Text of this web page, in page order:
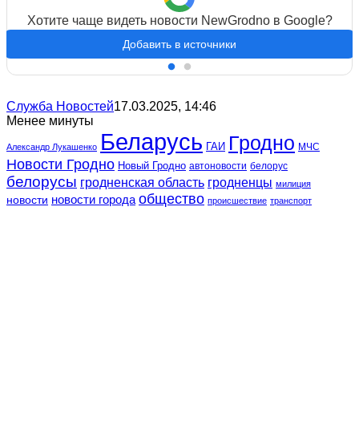
Хотите чаще видеть новости NewGrodno в Google?
Добавить в источники
Служба Новостей17.03.2025, 14:46
Менее минуты
Александр Лукашенко Беларусь ГАИ Гродно МЧС
Новости Гродно Новый Гродно автоновости белорус
белорусы гродненская область гродненцы милиция
новости новости города общество происшествие транспорт